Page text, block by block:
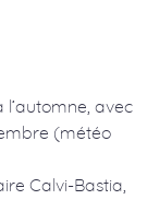
avec
(météo
Calvi-Bastia,